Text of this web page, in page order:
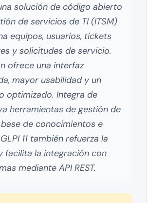
solución de código abierto
de servicios de TI (ITSM)
equipos, usuarios, tickets
y solicitudes de servicio.
ofrece una interfaz
mayor usabilidad y un
optimizado. Integra de
herramientas de gestión de
de conocimientos e
11 también refuerza la
facilita la integración con
mediante API REST.